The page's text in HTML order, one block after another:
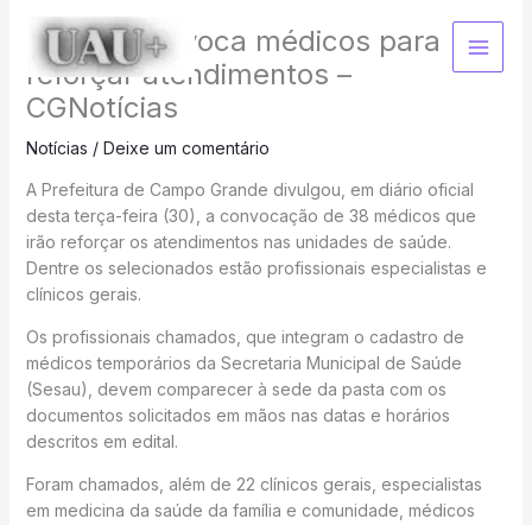
conteúdo
PrefCG convoca médicos para
reforçar atendimentos –
CGNotícias
Notícias / Deixe um comentário
A Prefeitura de Campo Grande divulgou, em diário oficial
desta terça-feira (30), a convocação de 38 médicos que
irão reforçar os atendimentos nas unidades de saúde.
Dentre os selecionados estão profissionais especialistas e
clínicos gerais.
Os profissionais chamados, que integram o cadastro de
médicos temporários da Secretaria Municipal de Saúde
(Sesau), devem comparecer à sede da pasta com os
documentos solicitados em mãos nas datas e horários
descritos em edital.
Foram chamados, além de 22 clínicos gerais, especialistas
em medicina da saúde da família e comunidade, médicos